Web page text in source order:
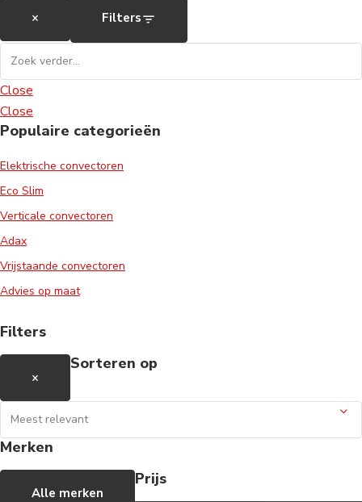
× Filters
Close
Close
Populaire categorieën
Elektrische convectoren
Eco Slim
Verticale convectoren
Adax
Vrijstaande convectoren
Advies op maat
Filters
×
Sorteren op
Merken
Alle merken
Prijs